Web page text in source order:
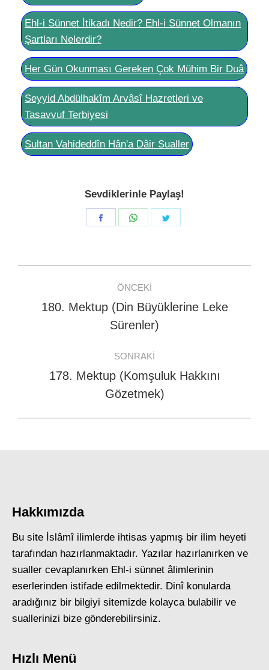
Ehl-i Sünnet İtikadı Nedir? Ehl-i Sünnet Olmanın
Şartları Nelerdir?
Her Gün Okunması Gereken Çok Mühim Bir Duâ
Seyyid Abdülhakîm Arvâsî Hazretleri ve
Tasavvuf Terbiyesi
Sultan Vahideddîn Hân'a Dâir Sualler
Sevdiklerinle Paylaş!
Share
Share
navigation
ÖNCEKI
Previous
post:
180. Mektup (Din Büyüklerine Leke
Sürenler)
SONRAKI
Next
post:
178. Mektup (Komşuluk Hakkını
Gözetmek)
Hakkımızda
Bu site İslâmî ilimlerde ihtisas yapmış bir ilim heyeti
tarafından hazırlanmaktadır. Yazılar hazırlanırken ve
sualler cevaplanırken Ehl-i sünnet âlimlerinin
eserlerinden istifade edilmektedir. Dinî konularda
aradığınız bir bilgiyi sitemizde kolayca bulabilir ve
suallerinizi bize gönderebilirsiniz.
Hızlı Menü